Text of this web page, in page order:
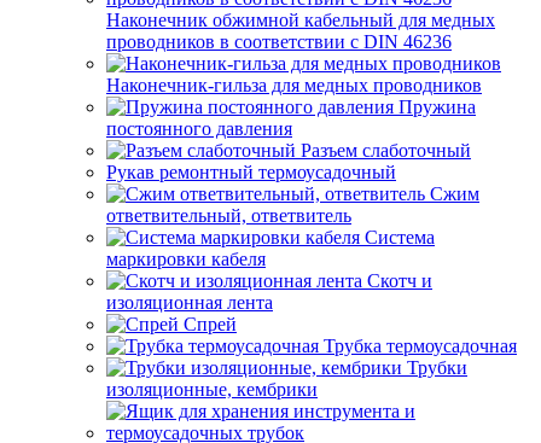
Наконечник обжимной кабельный для медных
проводников в соответствии с DIN 46236
Наконечник-гильза для медных проводников
Пружина
постоянного давления
Разъем слаботочный
Рукав ремонтный термоусадочный
Сжим
ответвительный, ответвитель
Система
маркировки кабеля
Скотч и
изоляционная лента
Спрей
Трубка термоусадочная
Трубки
изоляционные, кембрики